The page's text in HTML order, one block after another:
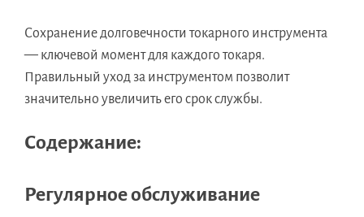
Сохранение долговечности токарного инструмента
— ключевой момент для каждого токаря.
Правильный уход за инструментом позволит
значительно увеличить его срок службы.
Содержание:
Регулярное обслуживание